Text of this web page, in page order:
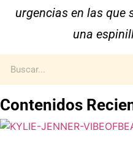
urgencias en las que
una
Contenidos